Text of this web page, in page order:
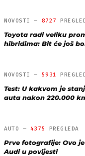
NOVOSTI — 8727
Toyota radi veliku
hibridima: Bit će još
NOVOSTI — 5931
Test: U kakvom je
auta nakon 220.000
AUTO — 4375 PREGLEDA
Prve fotografije: Ovo
Audi u povijesti